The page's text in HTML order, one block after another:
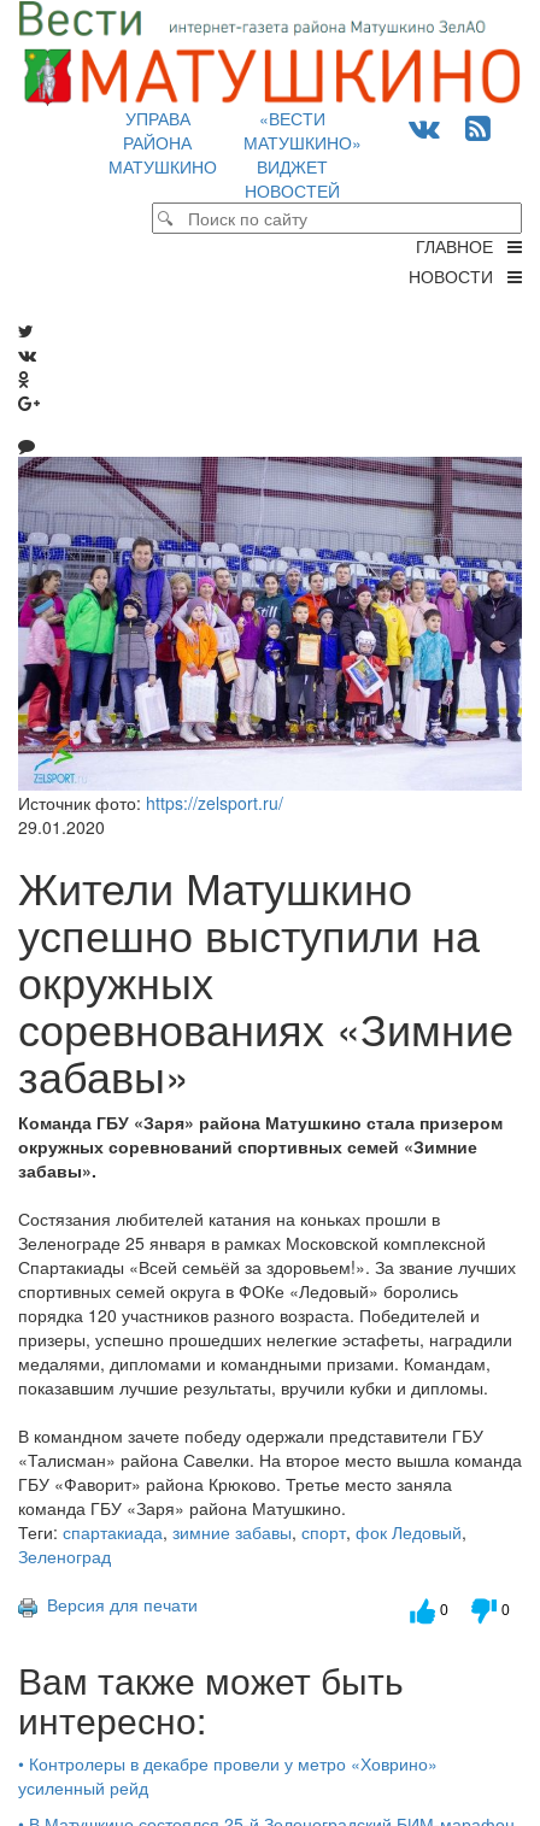
УПРАВА
РАЙОНА
МАТУШКИНО
«ВЕСТИ
МАТУШКИНО»
ВИДЖЕТ
НОВОСТЕЙ
ГЛАВНОЕ
НОВОСТИ
Источник фото: https://zelsport.ru/
29.01.2020
Жители Матушкино
успешно выступили на
окружных
соревнованиях «Зимние
забавы»
Команда ГБУ «Заря» района Матушкино стала призером
окружных соревнований спортивных семей «Зимние
забавы».
Состязания любителей катания на коньках прошли в
Зеленограде 25 января в рамках Московской комплексной
Спартакиады «Всей семьёй за здоровьем!». За звание лучших
спортивных семей округа в ФОКе «Ледовый» боролись
порядка 120 участников разного возраста. Победителей и
призеры, успешно прошедших нелегкие эстафеты, наградили
медалями, дипломами и командными призами. Командам,
показавшим лучшие результаты, вручили кубки и дипломы.
В командном зачете победу одержали представители ГБУ
«Талисман» района Савелки. На второе место вышла команда
ГБУ «Фаворит» района Крюково. Третье место заняла
команда ГБУ «Заря» района Матушкино.
Теги: спартакиада, зимние забавы, спорт, фок Ледовый,
Зеленоград
Версия для печати
0 0
Вам также может быть
интересно:
• Контролеры в декабре провели у метро «Ховрино»
усиленный рейд